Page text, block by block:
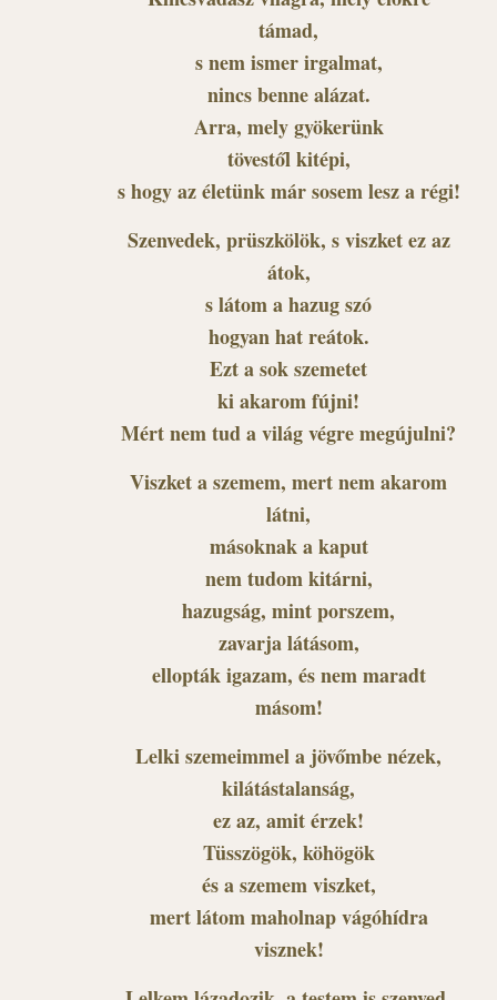
támad,
s nem ismer irgalmat,
nincs benne alázat.
Arra, mely gyökerünk
tövestől kitépi,
s hogy az életünk már sosem lesz a régi!
Szenvedek, prüszkölök, s viszket ez az
átok,
s látom a hazug szó
hogyan hat reátok.
Ezt a sok szemetet
ki akarom fújni!
Mért nem tud a világ végre megújulni?
Viszket a szemem, mert nem akarom
látni,
másoknak a kaput
nem tudom kitárni,
hazugság, mint porszem,
zavarja látásom,
ellopták igazam, és nem maradt
másom!
Lelki szemeimmel a jövőmbe nézek,
kilátástalanság,
ez az, amit érzek!
Tüsszögök, köhögök
és a szemem viszket,
mert látom maholnap vágóhídra
visznek!